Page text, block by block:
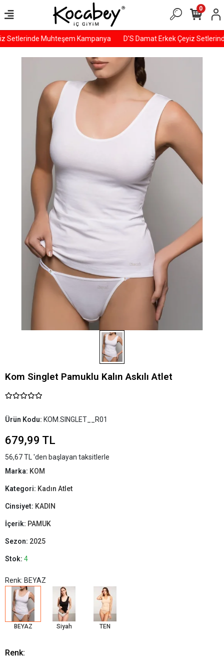
Setlerinde Muhteşem Kampanya D'S Damat Erkek Çeyiz
0
Kom Singlet Pamuklu Kalın Askılı Atlet
Ürün Kodu: KOM.SINGLET__R01
679,99 TL
56,67 TL 'den başlayan taksitlerle
Marka: KOM
Kategori: Kadın Atlet
Cinsiyet: KADIN
İçerik: PAMUK
Sezon: 2025
Stok: 4
Renk: BEYAZ
BEYAZ Siyah TEN
Renk: